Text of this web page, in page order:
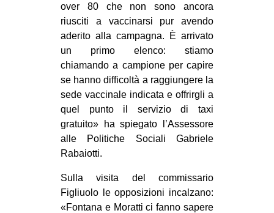
over 80 che non sono ancora
riusciti a vaccinarsi pur avendo
aderito alla campagna. È arrivato
un primo elenco: stiamo
chiamando a campione per capire
se hanno difficoltà a raggiungere la
sede vaccinale indicata e offrirgli a
quel punto il servizio di taxi
gratuito» ha spiegato l’Assessore
alle Politiche Sociali Gabriele
Rabaiotti.
Sulla visita del commissario
Figliuolo le opposizioni incalzano:
«Fontana e Moratti ci fanno sapere